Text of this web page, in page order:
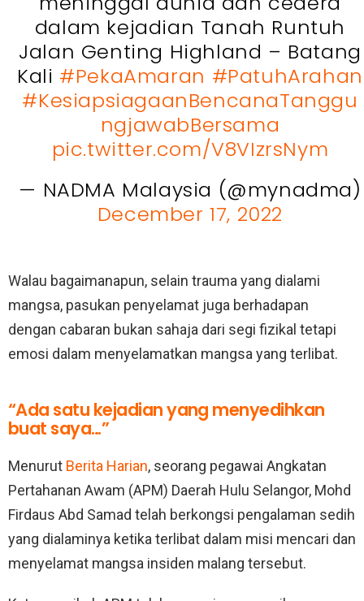
dalam kejadian Tanah Runtuh
Jalan Genting Highland – Batang
Kali #PekaAmaran #PatuhArahan
#KesiapsiagaanBencanaTanggu
ngjawabBersama
pic.twitter.com/V8VIzrsNym
— NADMA Malaysia (@mynadma)
December 17, 2022
Walau bagaimanapun, selain trauma yang dialami
mangsa, pasukan penyelamat juga berhadapan
dengan cabaran bukan sahaja dari segi fizikal tetapi
emosi dalam menyelamatkan mangsa yang terlibat.
“Ada satu kejadian yang menyedihkan
buat saya…”
Menurut Berita Harian, seorang pegawai Angkatan
Pertahanan Awam (APM) Daerah Hulu Selangor, Mohd
Firdaus Abd Samad telah berkongsi pengalaman sedih
yang dialaminya ketika terlibat dalam misi mencari dan
menyelamat mangsa insiden malang tersebut.